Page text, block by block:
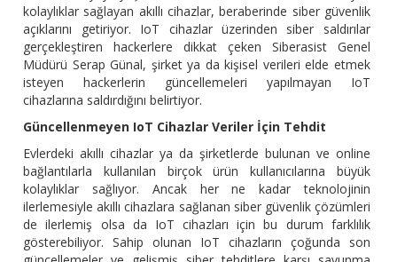
kolaylıklar sağlayan akıllı cihazlar, beraberinde siber güvenlik
açıklarını getiriyor. IoT cihazlar üzerinden siber saldırılar
gerçekleştiren hackerlere dikkat çeken Siberasist Genel
Müdürü Serap Günal, şirket ya da kişisel verileri elde etmek
isteyen hackerlerin güncellemeleri yapılmayan IoT
cihazlarına saldırdığını belirtiyor.
Güncellenmeyen IoT Cihazlar Veriler İçin Tehdit
Evlerdeki akıllı cihazlar ya da şirketlerde bulunan ve online
bağlantılarla kullanılan birçok ürün kullanıcılarına büyük
kolaylıklar sağlıyor. Ancak her ne kadar teknolojinin
ilerlemesiyle akıllı cihazlara sağlanan siber güvenlik çözümleri
de ilerlemiş olsa da IoT cihazları için bu durum farklılık
gösterebiliyor. Sahip olunan IoT cihazların çoğunda son